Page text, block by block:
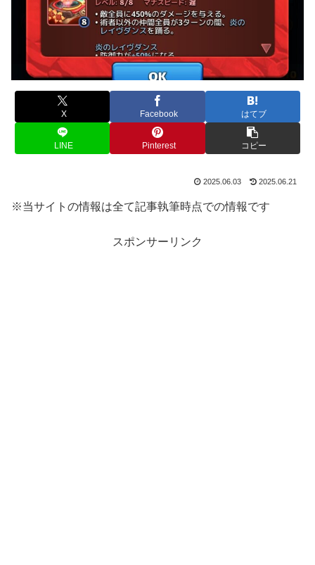
X Facebook はてブ
LINE Pinterest コピー
2025.06.03 2025.06.21
※当サイトの情報は全て記事執筆時点での情報です
スポンサーリンク